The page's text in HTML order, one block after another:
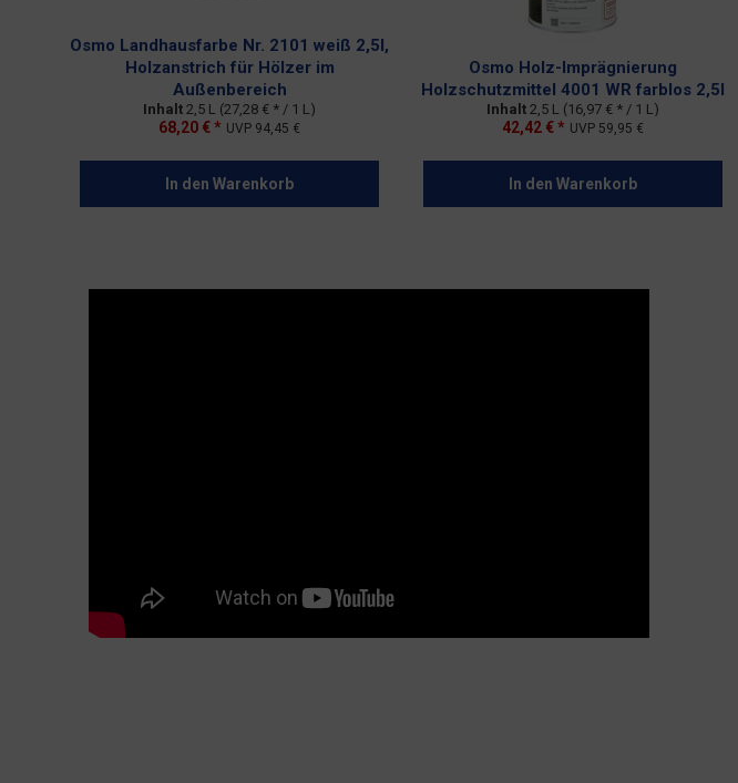
Osmo Landhausfarbe Nr. 2101 weiß 2,5l,
Holzanstrich für Hölzer im
Außenbereich
Inhalt 2,5 L (27,28 € * / 1 L)
68,20 € * UVP 94,45 €
In den Warenkorb
Osmo Holz-Imprägnierung
Holzschutzmittel 4001 WR farblos 2,5l
Inhalt 2,5 L (16,97 € * / 1 L)
42,42 € * UVP 59,95 €
In den Warenkorb